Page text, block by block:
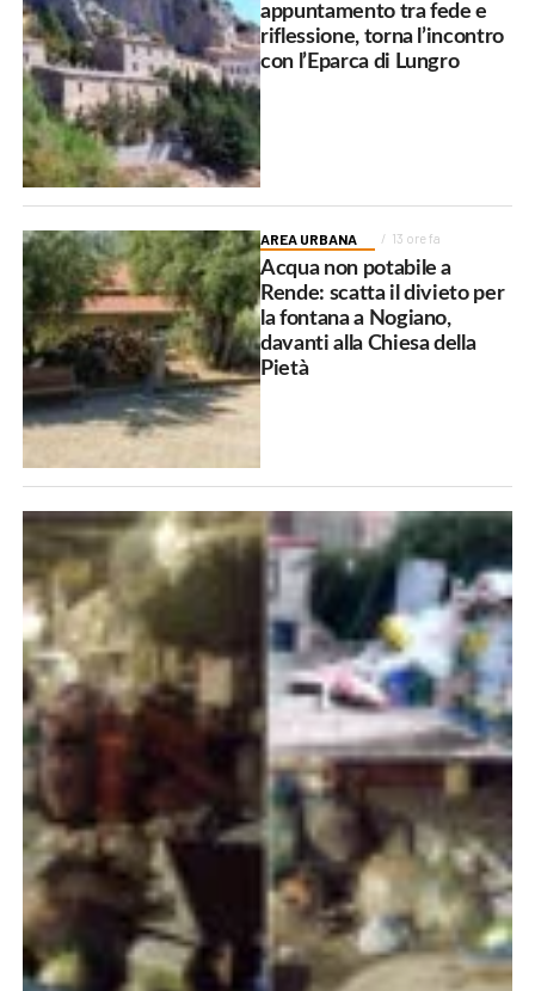
appuntamento tra fede e
riflessione, torna l’incontro
con l’Eparca di Lungro
AREA URBANA 13 ore fa
Acqua non potabile a
Rende: scatta il divieto per
la fontana a Nogiano,
davanti alla Chiesa della
Pietà